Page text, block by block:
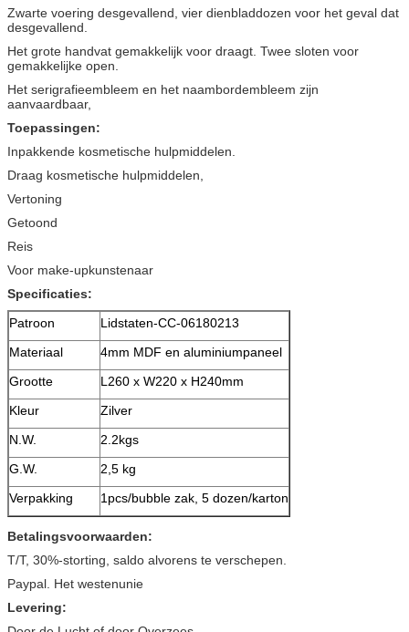
Zwarte voering desgevallend, vier dienbladdozen voor het geval dat
desgevallend.
Het grote handvat gemakkelijk voor draagt. Twee sloten voor
gemakkelijke open.
Het serigrafieembleem en het naambordembleem zijn
aanvaardbaar,
Toepassingen:
Inpakkende kosmetische hulpmiddelen.
Draag kosmetische hulpmiddelen,
Vertoning
Getoond
Reis
Voor make-upkunstenaar
Specificaties:
Patroon
Lidstaten-CC-06180213
Materiaal
4mm MDF en aluminiumpaneel
Grootte
L260 x W220 x H240mm
Kleur
Zilver
N.W.
2.2kgs
G.W.
2,5 kg
Verpakking
1pcs/bubble zak, 5 dozen/karton
Betalingsvoorwaarden:
T/T, 30%-storting, saldo alvorens te verschepen.
Paypal. Het westenunie
Levering: